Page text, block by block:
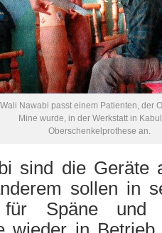
Wali Nawabi passt einem Patienten, der
Mine wurde, in der Werkstatt in
Oberschenkelprothese an.
sind die Geräte
sollen in
für Späne